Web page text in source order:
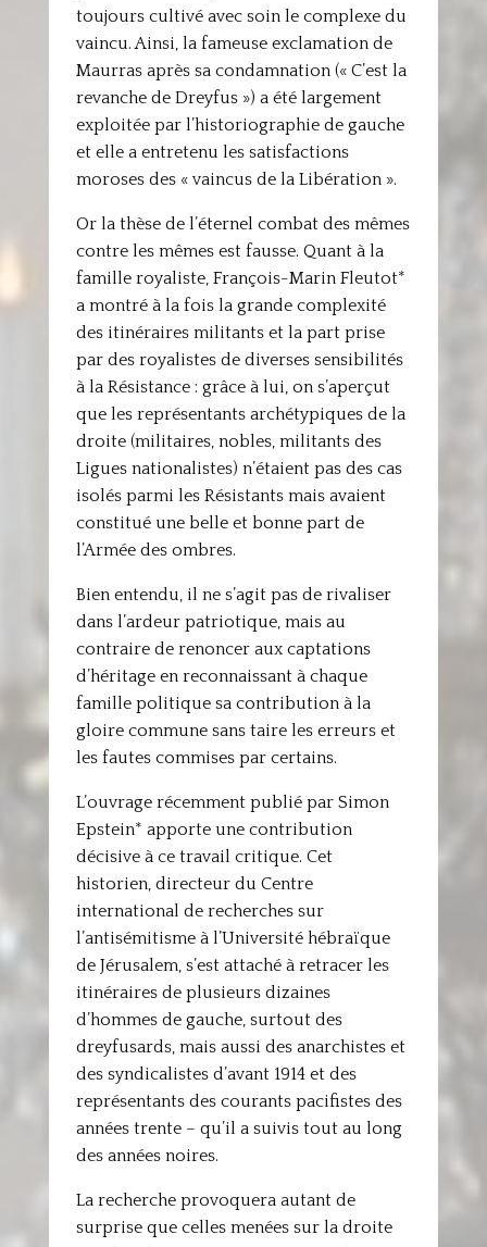
toujours cultivé avec soin le complexe du
vaincu. Ainsi, la fameuse exclamation de
Maurras après sa condamnation (« C’est la
revanche de Dreyfus ») a été largement
exploitée par l’historiographie de gauche
et elle a entretenu les satisfactions
moroses des « vaincus de la Libération ».
Or la thèse de l’éternel combat des mêmes
contre les mêmes est fausse. Quant à la
famille royaliste, François-Marin Fleutot*
a montré à la fois la grande complexité
des itinéraires militants et la part prise
par des royalistes de diverses sensibilités
à la Résistance : grâce à lui, on s’aperçut
que les représentants archétypiques de la
droite (militaires, nobles, militants des
Ligues nationalistes) n’étaient pas des cas
isolés parmi les Résistants mais avaient
constitué une belle et bonne part de
l’Armée des ombres.
Bien entendu, il ne s’agit pas de rivaliser
dans l’ardeur patriotique, mais au
contraire de renoncer aux captations
d’héritage en reconnaissant à chaque
famille politique sa contribution à la
gloire commune sans taire les erreurs et
les fautes commises par certains.
L’ouvrage récemment publié par Simon
Epstein* apporte une contribution
décisive à ce travail critique. Cet
historien, directeur du Centre
international de recherches sur
l’antisémitisme à l’Université hébraïque
de Jérusalem, s’est attaché à retracer les
itinéraires de plusieurs dizaines
d’hommes de gauche, surtout des
dreyfusards, mais aussi des anarchistes et
des syndicalistes d’avant 1914 et des
représentants des courants pacifistes des
années trente – qu’il a suivis tout au long
des années noires.
La recherche provoquera autant de
surprise que celles menées sur la droite